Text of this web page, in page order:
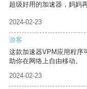
超级好用的加速器，妈妈
2024-02-23
游客
这款加速器VPM应用程序
助你在网络上自由移动。
2024-02-23